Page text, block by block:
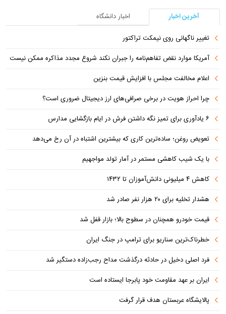
آخرین اخبار
اخبار دانشگاه
تغییر ناگهانی روی نیمکت تراکتور
آمریکا موارد نقض تفاهم‌نامه را جبران نکند شروع مجدد مذاکره ممکن نیست
اعلام مخالفت مجلس با افزایش قیمت بنزین
چرا احراز هویت در برخی صرافی‌های ارز دیجیتال ضروری است؟
۶ یادآوری برای تمیز نگه داشتن فرش در ایام بازگشایی مدارس
تعویض روغن؛ ساده‌ترین کاری که بیشترین اشتباه در آن رخ می‌دهد
با یک شیب کاهشی مستمر در آمار تولد مواجهیم
کاهش ۴ میلیونی دانش‌آموزان تا ۱۴۳۲
هشدار تخلیه برای ۲۰ هزار نفر صادر شد
قیمت خودرو همچنان در سطوح بالا؛ بازار قفل شد
خطرناک‌ترین سناریو برای ترامپ در جنگ ایران
فرد اصلی دخیل در حادثه درگذشت مداح رجب‌زاده دستگیر شد
ایران بر عهد مقاومت خود پابرجا ایستاده است
پالایشگاه عربستان هدف قرار گرفت